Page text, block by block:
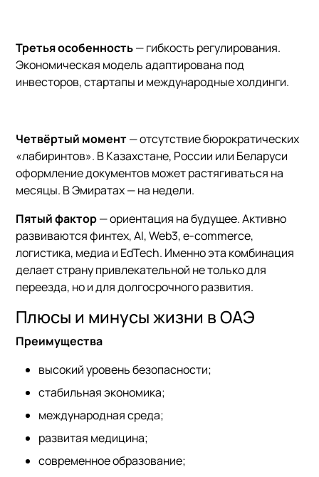
Третья особенность— гибкость регулирования.
Экономическая модель адаптирована под
инвесторов, стартапы и международные холдинги.
Четвёртый момент— отсутствие бюрократических
«лабиринтов». В Казахстане, России или Беларуси
оформление документов может растягиваться на
месяцы. В Эмиратах — на недели.
Пятый фактор— ориентация на будущее. Активно
развиваются финтех, AI, Web3, e-commerce,
логистика, медиа и EdTech. Именно эта комбинация
делает страну привлекательной не только для
переезда, но и для долгосрочного развития.
Плюсы и минусы жизни в ОАЭ
Преимущества
высокий уровень безопасности;
стабильная экономика;
международная среда;
развитая медицина;
современное образование;